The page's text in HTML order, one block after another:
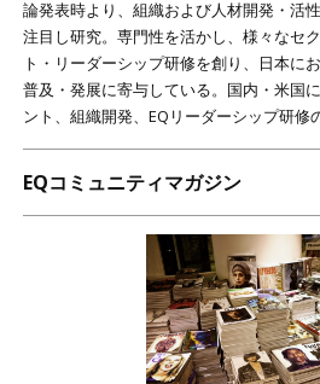
論発表時より、組織および人材開発・活
注目し研究。専門性を活かし、様々なセ
ト・リーダーシップ研修を創り、日本に
普及・発展に寄与している。国内・米国
ント、組織開発、EQリーダーシップ研修
EQコミュニティマガジン